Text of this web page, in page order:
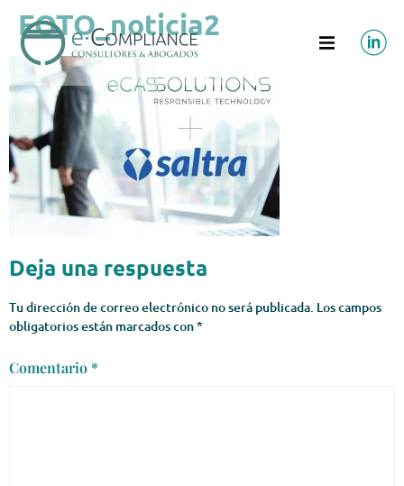
FOTO_noticia2
Deja una respuesta
Tu dirección de correo electrónico no será publicada. Los campos
obligatorios están marcados con*
Comentario *